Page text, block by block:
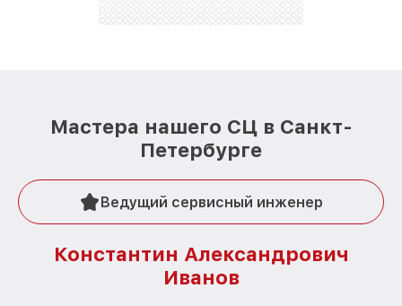
Мастера нашего СЦ в Санкт-
Петербурге
Ведущий сервисный инженер
Константин Александрович
Иванов